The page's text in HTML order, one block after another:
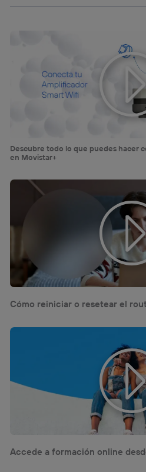
Descubre todo lo que puedes hacer
en Movistar+
Cómo reiniciar o resetear el
Accede a formación online
. Para más
política de privacidad de